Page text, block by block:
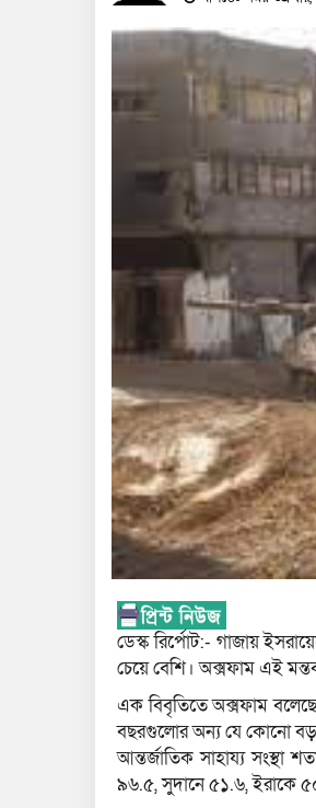
ডেস্ক রির্পোট:- গাজায়
চেয়ে বেশি। অক্সফাম এই
এক বিবৃতিতে অক্সফাম
বছরগুলোর অন্য যে কোনো বড়
আন্তর্জাতিক সাহায্য সংস্থা
৯৬.৫, সুদানে ৫১.৬, ইরাকে